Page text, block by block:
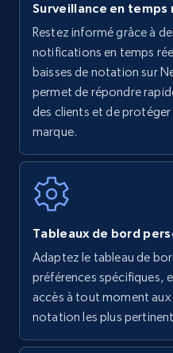
Amazon Reviews
URL, Product name,
rating object, Product
Author name, Asin, and
Walmart - products
URL, Final price, Sku,
Specifications, Image
more.
Surveillance en temps
Restez informé grâce à
notifications en temps
baisses de notation sur
permet de répondre
des clients et de
marque.
Tableaux de bord
Adaptez le tableau de
préférences spécifiques,
accès à tout moment
notation les plus